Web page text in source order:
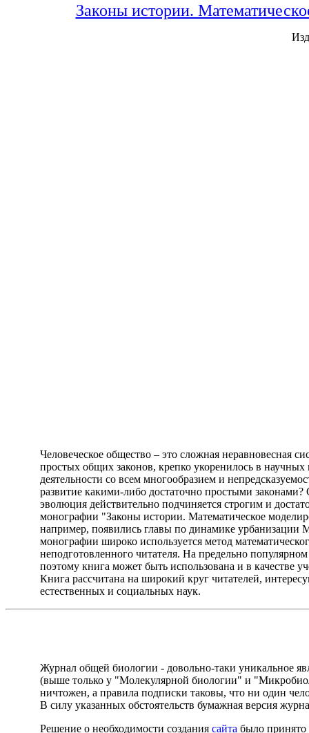
Законы истории.
Человеческое общество – это сложная неравновесная
простых общих законов, крепко укоренилось в
деятельности со всем многообразием и
развитие какими-либо достаточно простыми
эволюция действительно подчиняется строгим и
монографии "Законы истории. Математическое
например, появились главы по динамике урбанизации
монографии широко используется метод
неподготовленного читателя. На предельно
поэтому книга может быть использована и в качестве
Книга рассчитана на широкий круг читателей,
естественных и социальных наук.
Журнал общей биологии - довольно-таки уникальное
(выше только у "Молекулярной биологии" и
ничтожен, а правила подписки таковы, что ни один
В силу указанных обстоятельств бумажная версия
Решение о необходимости создания сайта было принято